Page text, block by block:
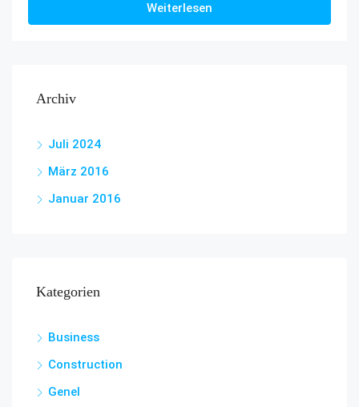
Weiterlesen
Archiv
Juli 2024
März 2016
Januar 2016
Kategorien
Business
Construction
Genel